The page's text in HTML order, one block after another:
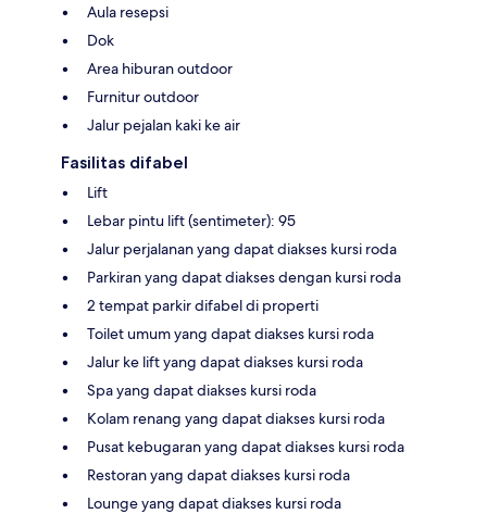
Aula resepsi
Dok
Area hiburan outdoor
Furnitur outdoor
Jalur pejalan kaki ke air
Fasilitas difabel
Lift
Lebar pintu lift (sentimeter): 95
Jalur perjalanan yang dapat diakses kursi roda
Parkiran yang dapat diakses dengan kursi roda
2 tempat parkir difabel di properti
Toilet umum yang dapat diakses kursi roda
Jalur ke lift yang dapat diakses kursi roda
Spa yang dapat diakses kursi roda
Kolam renang yang dapat diakses kursi roda
Pusat kebugaran yang dapat diakses kursi roda
Restoran yang dapat diakses kursi roda
Lounge yang dapat diakses kursi roda